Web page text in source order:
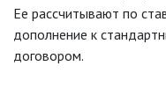
Ее рассчитывают по
дополнение к
договором.